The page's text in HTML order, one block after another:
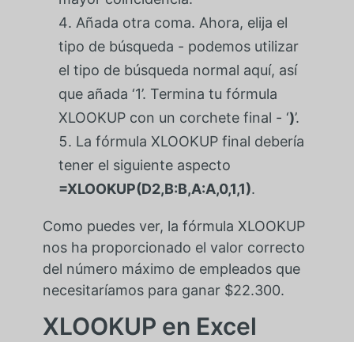
Añada otra coma. Ahora, elija el
tipo de búsqueda - podemos utilizar
el tipo de búsqueda normal aquí, así
que añada ‘1’. Termina tu fórmula
XLOOKUP con un corchete final - ‘)’.
La fórmula XLOOKUP final debería
tener el siguiente aspecto
=XLOOKUP(D2,B:B,A:A,0,1,1).
Como puedes ver, la fórmula XLOOKUP
nos ha proporcionado el valor correcto
del número máximo de empleados que
necesitaríamos para ganar $22.300.
XLOOKUP en Excel